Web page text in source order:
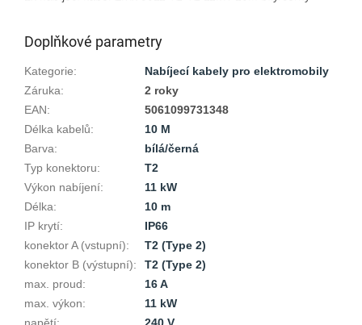
Doplňkové parametry
Kategorie:
Nabíjecí kabely pro elektromobily
Záruka:
2 roky
EAN:
5061099731348
Délka kabelů:
10 M
Barva:
bílá/černá
Typ konektoru:
T2
Výkon nabíjení:
11 kW
Délka:
10 m
IP krytí:
IP66
konektor A (vstupní):
T2 (Type 2)
konektor B (výstupní):
T2 (Type 2)
max. proud:
16 A
max. výkon:
11 kW